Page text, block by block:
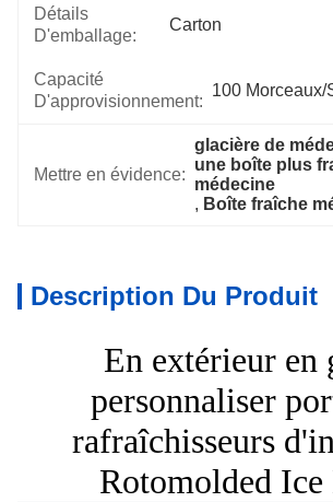
Détails
D'emballage:
Carton
Capacité
D'approvisionnement:
100
Mettre en évidence:
glacière de
une boîte plus
médecine
, Boîte fraîche
Description Du Produit
En extérieur en
personnaliser
rafraîchisseurs
Rotomolded Ice